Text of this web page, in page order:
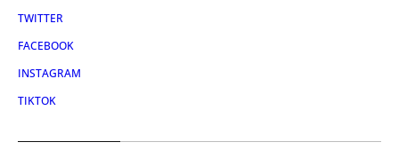
TWITTER
FACEBOOK
INSTAGRAM
TIKTOK